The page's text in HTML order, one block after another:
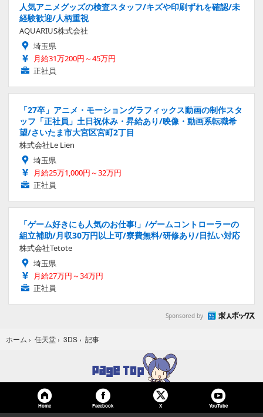
人気アニメグッズの検査スタッフ/キズや印刷ずれを確認/未
経験歓迎/人柄重視
AQUARIUS株式会社
埼玉県
月給31万200円～45万円
正社員
「27卒」アニメ・モーショングラフィックス動画の制作スタ
ッフ「正社員」土日祝休み・昇給あり/映像・動画系転職希
望/さいたま市大宮区宮町2丁目
株式会社Le Lien
埼玉県
月給25万1,000円～32万円
正社員
「ゲーム好きにも人気のお仕事!」/ゲームコントローラーの
組立補助/月収30万円以上可/寮費無料/研修あり/日払い対応
株式会社Tetote
埼玉県
月給27万円～34万円
正社員
Sponsored by
ホーム › 任天堂 › 3DS › 記事
Home Facebook X YouTube